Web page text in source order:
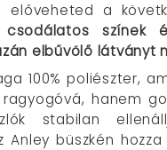
a
csodálatos színek
elbűvölő látványt
100% poliészter,
hanem
stabilan
Anley büszkén